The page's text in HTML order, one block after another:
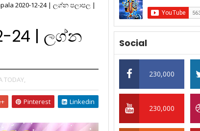
2020-12-24 | ලග්න පලාපල |
24 | ලග්න
TODAY,
Pinterest Linkedin
Social
230,000
230,000